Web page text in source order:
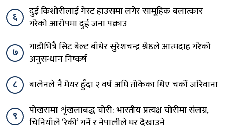
६
दुई किशोरीलाई गेस्ट हाउसमा लगेर सामूहिक बलात्कार
गरेको आरोपमा दुई जना पक्राउ
७
गाडीभित्रै सिट बेल्ट बाँधेर सुरेशचन्द्र श्रेष्ठले आत्मदाह गरेको
अनुसन्धान निष्कर्ष
८
बालेनले नै मेयर हुँदा २ वर्ष अघि तोकेका थिए चर्को जरिवाना
९
पोखरामा शृंखलाबद्ध चोरी: भारतीय प्रत्यक्ष चोरीमा संलग्न,
चिनियाँले ‘रेकी’ गर्ने र नेपालीले घर देखाउने